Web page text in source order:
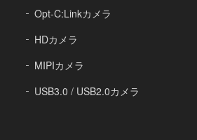
Opt-C:Linkカメラ
HDカメラ
MIPIカメラ
USB3.0 / USB2.0カメラ